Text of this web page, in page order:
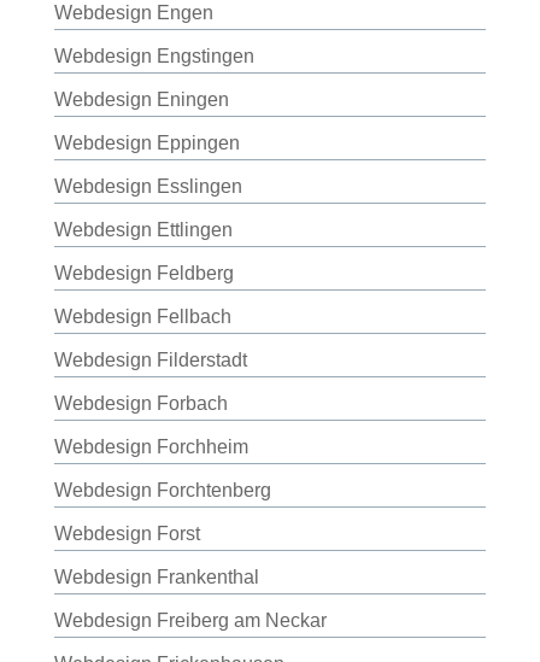
Webdesign Engen
Webdesign Engstingen
Webdesign Eningen
Webdesign Eppingen
Webdesign Esslingen
Webdesign Ettlingen
Webdesign Feldberg
Webdesign Fellbach
Webdesign Filderstadt
Webdesign Forbach
Webdesign Forchheim
Webdesign Forchtenberg
Webdesign Forst
Webdesign Frankenthal
Webdesign Freiberg am Neckar